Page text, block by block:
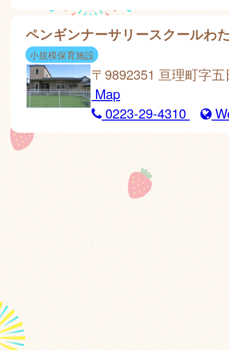
ペンギンナーサリースクールわ
小規模保育施設
〒9892351 亘理町字
Map
0223-29-4310